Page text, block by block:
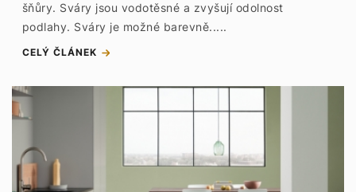
šňůry. Sváry jsou vodotěsné a zvyšují odolnost
podlahy. Sváry je možné barevně.....
CELÝ ČLÁNEK